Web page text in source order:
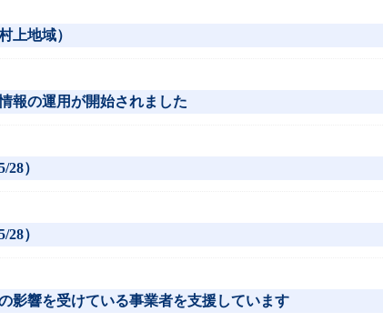
上地域）
報の運用が開始されました
）
）
影響を受けている事業者を支援しています